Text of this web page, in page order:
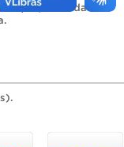
,
Faculdade
.